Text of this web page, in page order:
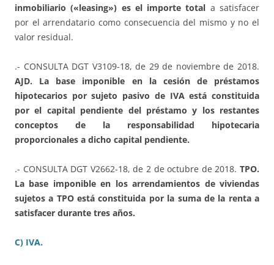
inmobiliario («leasing») es el importe total a satisfacer
por el arrendatario como consecuencia del mismo y no el
valor residual.
.- CONSULTA DGT V3109-18, de 29 de noviembre de 2018.
AJD. La base imponible en la cesión de préstamos
hipotecarios por sujeto pasivo de IVA está constituida
por el capital pendiente del préstamo y los restantes
conceptos de la responsabilidad hipotecaria
proporcionales a dicho capital pendiente.
.- CONSULTA DGT V2662-18, de 2 de octubre de 2018. TPO.
La base imponible en los arrendamientos de viviendas
sujetos a TPO está constituida por la suma de la renta a
satisfacer durante tres años.
C) IVA.